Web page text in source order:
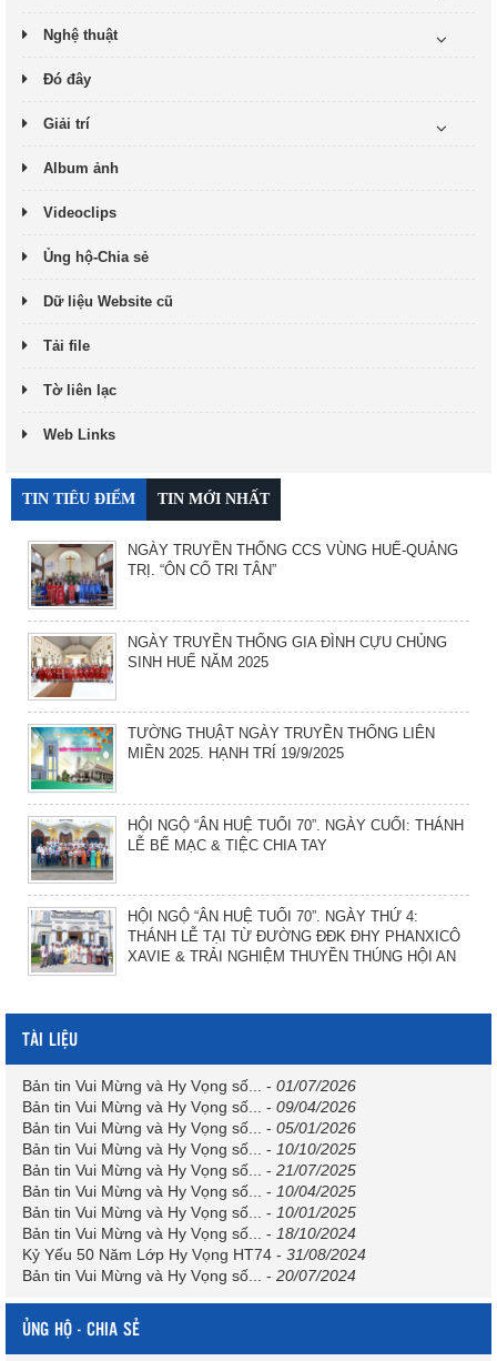
Nghệ thuật
Đó đây
Giải trí
Album ảnh
Videoclips
Ủng hộ-Chia sẻ
Dữ liệu Website cũ
Tải file
Tờ liên lạc
Web Links
TIN TIÊU ĐIỂM TIN MỚI NHẤT
NGÀY TRUYỀN THỐNG CCS VÙNG HUẾ-QUẢNG
TRỊ. “ÔN CỐ TRI TÂN”
NGÀY TRUYỀN THỐNG GIA ĐÌNH CỰU CHỦNG
SINH HUẾ NĂM 2025
TƯỜNG THUẬT NGÀY TRUYỀN THỐNG LIÊN
MIỀN 2025. HẠNH TRÍ 19/9/2025
HỘI NGỘ “ÂN HUỆ TUỔI 70”. NGÀY CUỐI: THÁNH
LỄ BẾ MẠC & TIỆC CHIA TAY
HỘI NGỘ “ÂN HUỆ TUỔI 70”. NGÀY THỨ 4:
THÁNH LỄ TẠI TỪ ĐƯỜNG ĐĐK ĐHY PHANXICÔ
XAVIE & TRẢI NGHIỆM THUYỀN THÚNG HỘI AN
TÀI LIỆU
Bản tin Vui Mừng và Hy Vọng số... - 01/07/2026
Bản tin Vui Mừng và Hy Vọng số... - 09/04/2026
Bản tin Vui Mừng và Hy Vọng số... - 05/01/2026
Bản tin Vui Mừng và Hy Vọng số... - 10/10/2025
Bản tin Vui Mừng và Hy Vọng số... - 21/07/2025
Bản tin Vui Mừng và Hy Vọng số... - 10/04/2025
Bản tin Vui Mừng và Hy Vọng số... - 10/01/2025
Bản tin Vui Mừng và Hy Vọng số... - 18/10/2024
Kỷ Yếu 50 Năm Lớp Hy Vọng HT74 - 31/08/2024
Bản tin Vui Mừng và Hy Vọng số... - 20/07/2024
ỦNG HỘ - CHIA SẺ